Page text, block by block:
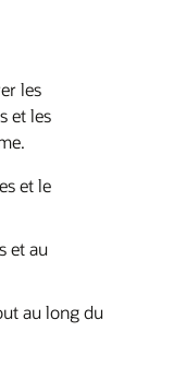
les
et les
et le
et au
au long du